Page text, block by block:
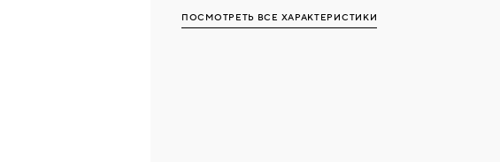
ПОСМОТРЕТЬ ВСЕ ХАРАКТЕРИСТИКИ